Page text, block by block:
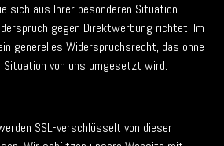
sich aus Ihrer besonderen Situation
gegen Direktwerbung richtet. Im
generelles Widerspruchsrecht, das ohne
Situation von uns umgesetzt wird.
SSL-verschlüsselt von dieser